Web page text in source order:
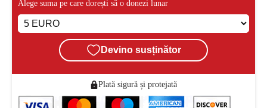
Alege suma pe care dorești să o donezi lunar
Devino susținător
Plată sigură și protejată